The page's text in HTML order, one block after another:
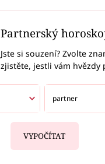
Partnerský
Jste si souzení? Zvolte
zjistěte, jestli vám hvězdy
VYPOČÍTAT